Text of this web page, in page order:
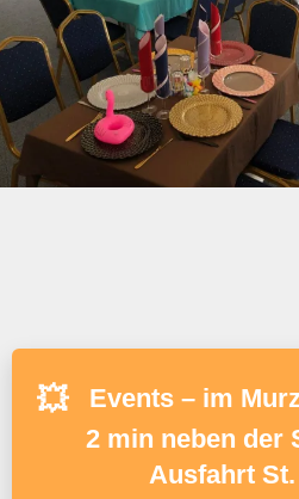
💥
Events – im
2 min neben der
Ausfahrt